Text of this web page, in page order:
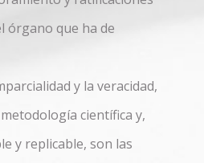
órgano que ha de
y la veracidad,
científica y,
y replicable, son las